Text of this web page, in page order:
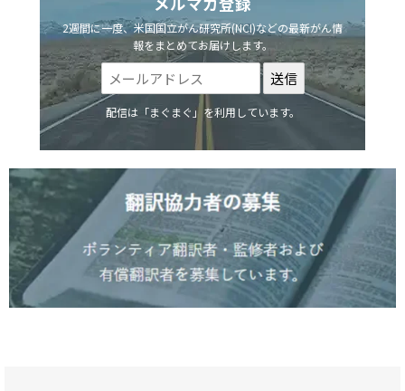
2週間に一度、米国国立がん研究所(NCI)などの最新がん情
報をまとめてお届けします。
配信は「まぐまぐ」を利用しています。